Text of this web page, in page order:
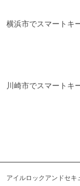
横浜市でスマートキ
川崎市でスマートキ
アイルロックアンドセ